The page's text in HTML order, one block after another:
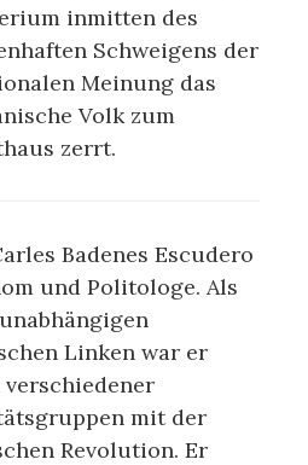
inmitten des
Schweigens der
Meinung das
Volk zum
zerrt.
Badenes Escudero
und Politologe. Als
Linken war er
mit der
Revolution. Er